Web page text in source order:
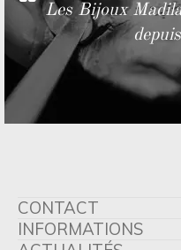
Les Bijoux
CONTACT
INFORMATIONS